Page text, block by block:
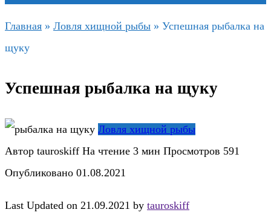
Главная » Ловля хищной рыбы » Успешная рыбалка на
щуку
Успешная рыбалка на щуку
Ловля хищной рыбы
Автор tauroskiff На чтение 3 мин Просмотров 591
Опубликовано 01.08.2021
Last Updated on 21.09.2021 by tauroskiff